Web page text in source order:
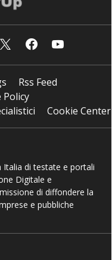
Rss Feed
Policy
Cookie Center
Italia di testate e portali
Digitale e
di diffondere la
e pubbliche